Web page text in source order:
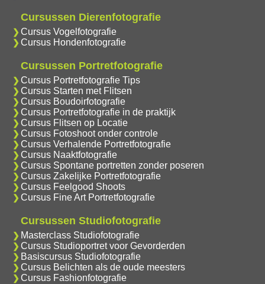
Cursussen Dierenfotografie
Cursus Vogelfotografie
Cursus Hondenfotografie
Cursussen Portretfotografie
Cursus Portretfotografie Tips
Cursus Starten met Flitsen
Cursus Boudoirfotografie
Cursus Portretfotografie in de praktijk
Cursus Flitsen op Locatie
Cursus Fotoshoot onder controle
Cursus Verhalende Portretfotografie
Cursus Naaktfotografie
Cursus Spontane portretten zonder poseren
Cursus Zakelijke Portretfotografie
Cursus Feelgood Shoots
Cursus Fine Art Portretfotografie
Cursussen Studiofotografie
Masterclass Studiofotografie
Cursus Studioportret voor Gevorderden
Basiscursus Studiofotografie
Cursus Belichten als de oude meesters
Cursus Fashionfotografie